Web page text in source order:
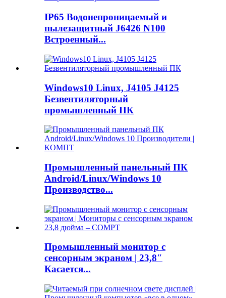
IP65 Водонепроницаемый и
пылезащитный J6426 N100
Встроенный...
Windows10 Linux, J4105 J4125
Безвентиляторный
промышленный ПК
Промышленный панельный ПК
Android/Linux/Windows 10
Производство...
Промышленный монитор с
сенсорным экраном | 23,8″
Касается...